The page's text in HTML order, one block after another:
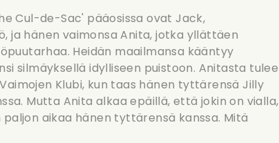
Cul-de-Sac' pääosissa ovat Jack,
ja hänen vaimonsa Anita, jotka yllättäen
Heidän maailmansa kääntyy
silmäyksellä idylliseen puistoon. Anitasta tulee
Klubi, kun taas hänen tyttärensä Jilly
Mutta Anita alkaa epäillä, että jokin on vialla,
aikaa hänen tyttärensä kanssa. Mitä